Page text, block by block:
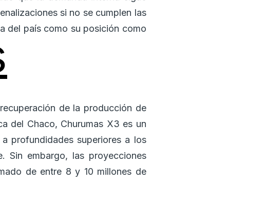
si no se cumplen las
del país como su posición como
de la producción de
del Chaco, Churumas X3 es un
profundidades superiores a los
Sin embargo, las proyecciones
de entre 8 y 10 millones de